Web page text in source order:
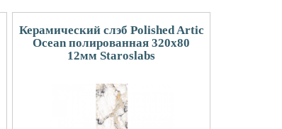
Керамический слэб Polished Artic
Ocean полированная 320x80
12мм Staroslabs